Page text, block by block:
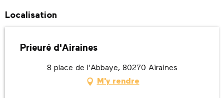
Localisation
Prieuré d'Airaines
8 place de l'Abbaye, 80270 Airaines
M'y rendre